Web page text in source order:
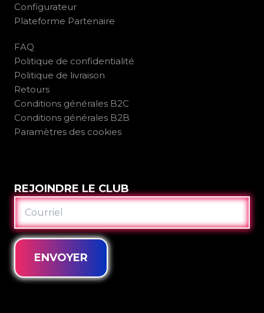
Configurateur
Plateforme Partenaire
FAQ
Politique de confidentialité
Politique de livraison
Retours
Conditions générales B2C
Conditions générales B2B
Paramètres des cookies
REJOINDRE LE CLUB
COURRIEL
ENVOYER